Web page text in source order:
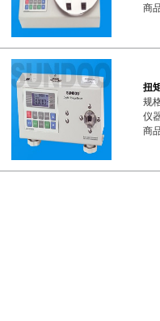
商
扭
规
仪
商